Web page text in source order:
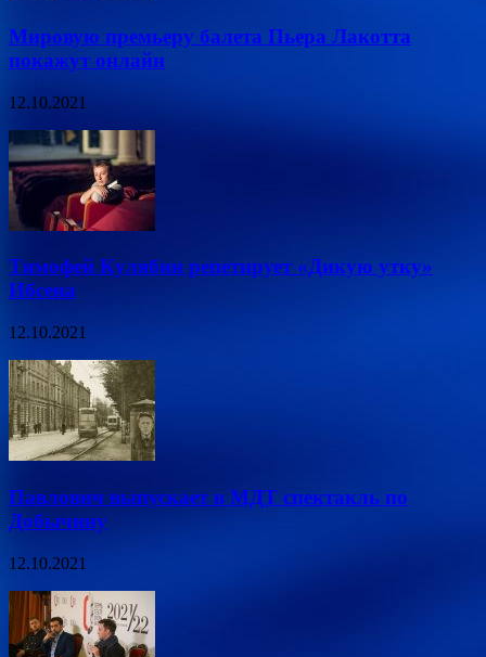
Мировую премьеру балета Пьера Лакотта
покажут онлайн
12.10.2021
Тимофей Кулябин репетирует «Дикую утку»
Ибсена
12.10.2021
Павлович выпускает в МДТ спектакль по
Добычину
12.10.2021